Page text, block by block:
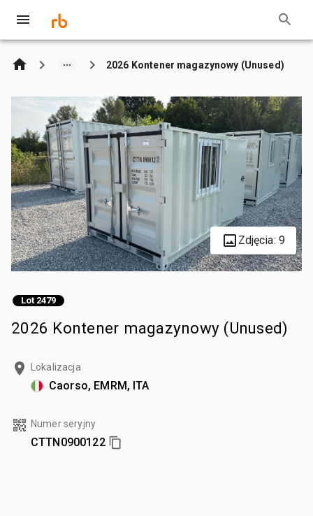
2026 Kontener magazynowy (Unused)
Zdjęcia: 9
Lot 2479
2026 Kontener magazynowy (Unused)
Lokalizacja
Caorso, EMRM, ITA
Numer seryjny
CTTN0900122